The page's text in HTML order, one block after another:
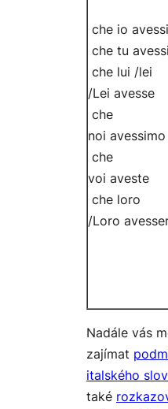
che io avessi
che tu avessi
che lui /lei
/Lei avesse
che
noi avessimo
che
voi aveste
che loro
/Loro
Nadále vás
zajímat
italského
také